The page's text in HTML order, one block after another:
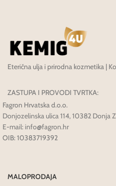
Eterična ulja i prirodna kozmetika |
ZASTUPA I PROVODI TVRTKA:
Fagron Hrvatska d.o.o.
Donjozelinska ulica 114, 10382 Donja
E-mail: info@fagron.hr
OIB: 10383719392
MALOPRODAJA